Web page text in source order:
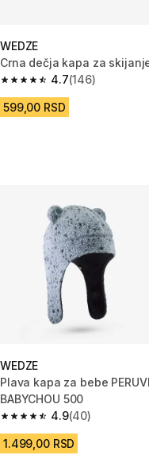
WEDZE
Crna dečja kapa za
4.7
4.7 od 5 zvezdica from
(146)
599,00 RSD
WEDZE
Plava kapa za bebe
BABYCHOU 500
4.9
4.9 od 5 zvezdica from 40
(40)
1.499,00 RSD